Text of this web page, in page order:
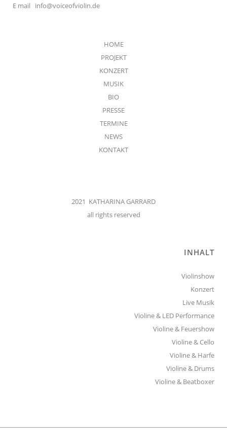
E mail info@voiceofviolin.de
HOME
PROJEKT
KONZERT
MUSIK
BIO
PRESSE
TERMINE
NEWS
KONTAKT
2021 KATHARINA GARRARD
all rights reserved
INHALT
Violinshow
Konzert
Live Musik
Violine & LED Performance
Violine & Feuershow
Violine & Cello
Violine & Harfe
Violine & Drums
Violine & Beatboxer